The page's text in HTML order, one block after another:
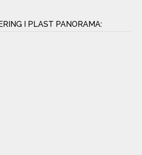
I PLAST PANORAMA: